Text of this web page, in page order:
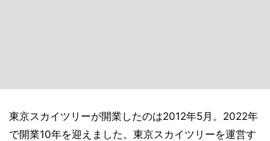
東京スカイツリーが開業したのは2012年5月。2022年
で開業10年を迎えました。東京スカイツリーを運営す